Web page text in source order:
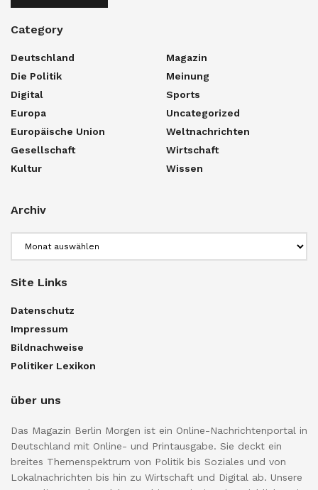
Category
Deutschland
Die Politik
Digital
Europa
Europäische Union
Gesellschaft
Kultur
Magazin
Meinung
Sports
Uncategorized
Weltnachrichten
Wirtschaft
Wissen
Archiv
Site Links
Datenschutz
Impressum
Bildnachweise
Politiker Lexikon
über uns
Das Magazin Berlin Morgen ist ein Online-Nachrichtenportal in
Deutschland mit Online- und Printausgabe. Sie deckt ein
breites Themenspektrum von Politik bis Soziales und von
Lokalnachrichten bis hin zu Wirtschaft und Digital ab. Unsere